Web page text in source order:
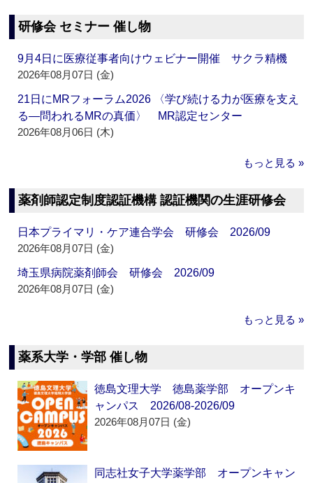
研修会 セミナー 催し物
9月4日に医療従事者向けウェビナー開催 サクラ精機
2026年08月07日 (金)
21日にMRフォーラム2026 〈学び続ける力が医療を支え
る―問われるMRの真価〉 MR認定センター
2026年08月06日 (木)
もっと見る »
薬剤師認定制度認証機構 認証機関の生涯研修会
日本プライマリ・ケア連合学会 研修会 2026/09
2026年08月07日 (金)
埼玉県病院薬剤師会 研修会 2026/09
2026年08月07日 (金)
もっと見る »
薬系大学・学部 催し物
徳島文理大学 徳島薬学部 オープンキ
ャンパス 2026/08-2026/09
2026年08月07日 (金)
同志社女子大学薬学部 オープンキャン